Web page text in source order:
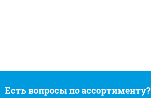
Есть вопросы по ассортименту?